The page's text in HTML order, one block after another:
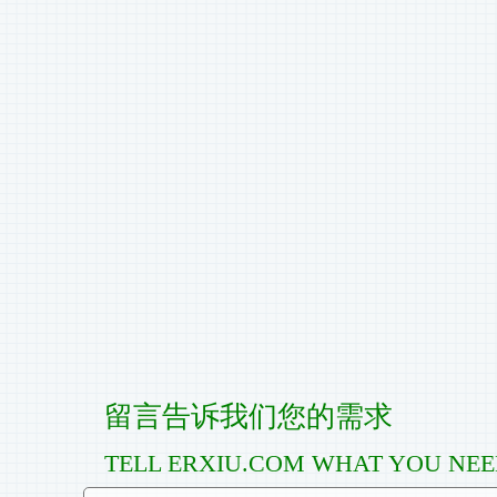
留言告诉我们您的需求
TELL ERXIU.COM WHAT YOU